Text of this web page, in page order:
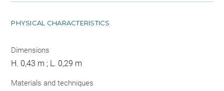
PHYSICAL CHARACTERISTICS
Dimensions
H. 0,43 m ; L. 0,29 m
Materials and techniques